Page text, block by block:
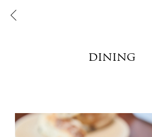
dining